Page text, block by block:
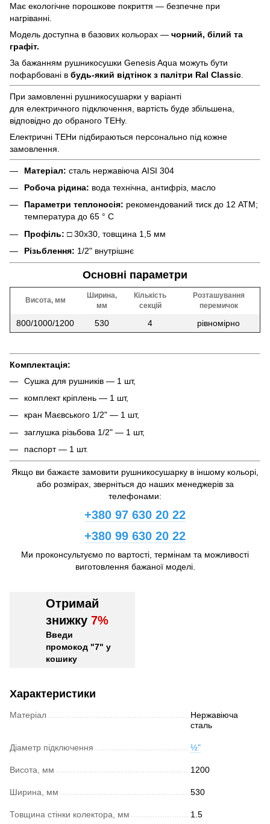
Має екологічне порошкове покриття — безпечне при
нагріванні.
Модель доступна в базових кольорах — чорний, білий та
графіт.
За бажанням рушникосушки Genesis Aqua можуть бути
пофарбовані в будь-який відтінок з палітри Ral Classic
При замовленні рушникосушарки у варіанті
для електричного підключення, вартість буде збільшена,
відповідно до обраного ТЕНу.
Електричні ТЕНи підбираються персонально під кожне
замовлення.
Матеріал: сталь нержавіюча AISI 304
Робоча рідина: вода технічна, антифріз, масло
Параметри теплоносія: рекомендований тиск до 12 АТМ;
температура до 65 ° С
Профіль: □ 30х30, товщина 1,5 мм
Різьблення: 1/2" внутрішнє
Основні параметри
Висота, мм
Ширина,
мм
Кількість
секцій
Розташування
перемичок
800/1000/1200 530 4 рівномірно
Комплектація:
Сушка для рушників — 1 шт,
комплект кріплень — 1 шт,
кран Маєвського 1/2" — 1 шт,
заглушка різьбова 1/2" — 1 шт,
паспорт — 1 шт.
Якщо ви бажаєте замовити рушникосушарку в іншому кольорі,
або розмірах, зверніться до наших менеджерів за
телефонами:
+380 97 630 20 22
+380 99 630 20 22
Ми проконсультуємо по вартості, термінам та можливості
виготовлення бажаної моделі.
Отримай
знижку 7%
Введи
промокод "7" у
кошику
Характеристики
Матеріал
Нержавіюча
сталь
Діаметр підключення ½"
Висота, мм 1200
Ширина, мм 530
Товщина стінки колектора, мм 1.5